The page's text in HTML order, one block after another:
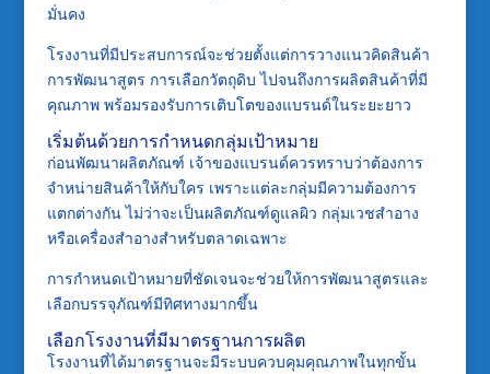
มั่นคง
โรงงานที่มีประสบการณ์จะช่วยตั้งแต่การวางแนวคิดสินค้า
การพัฒนาสูตร การเลือกวัตถุดิบ ไปจนถึงการผลิตสินค้าที่มี
คุณภาพ พร้อมรองรับการเติบโตของแบรนด์ในระยะยาว
เริ่มต้นด้วยการกำหนดกลุ่มเป้าหมาย
ก่อนพัฒนาผลิตภัณฑ์ เจ้าของแบรนด์ควรทราบว่าต้องการ
จำหน่ายสินค้าให้กับใคร เพราะแต่ละกลุ่มมีความต้องการ
แตกต่างกัน ไม่ว่าจะเป็นผลิตภัณฑ์ดูแลผิว กลุ่มเวชสำอาง
หรือเครื่องสำอางสำหรับตลาดเฉพาะ
การกำหนดเป้าหมายที่ชัดเจนจะช่วยให้การพัฒนาสูตรและ
เลือกบรรจุภัณฑ์มีทิศทางมากขึ้น
เลือกโรงงานที่มีมาตรฐานการผลิต
โรงงานที่ได้มาตรฐานจะมีระบบควบคุมคุณภาพในทุกขั้น